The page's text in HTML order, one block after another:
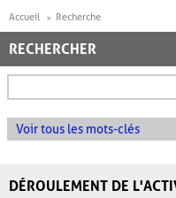
Accueil Recherche
RECHERCHER
Voir tous les mots-clés
DÉROULEMENT DE